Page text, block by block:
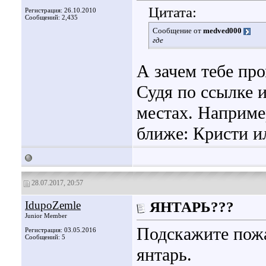
Регистрация: 26.10.2010
Сообщений: 2,435
Цитата:
Сообщение от medved000
где
А зачем тебе
Судя по ссылке
местах.
ближе: Кристи
28.07.2017, 20:57
IdupoZemle
Junior Member
Регистрация: 03.05.2016
Сообщений: 5
ЯНТАРЬ???
Подскажите
янтарь.